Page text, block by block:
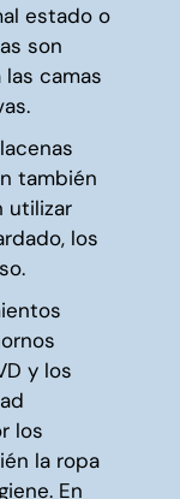
estado o
son
las camas
también
utilizar
los
y los
los
la ropa
En